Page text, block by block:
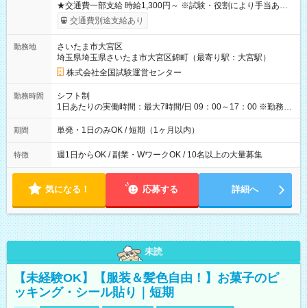
★交通費一部支給 時給1,300円～ ※試験・役割により手当あり
※勤務回数により昇給あり 【即給（前払い）オプションあ
り！】 希望される場合、勤務から1週間ほどで給与の一部を受け
例】 ・河合塾模擬試験 8:30～17:30（休憩1時間） 時給1,300円
×8時間＝日収10,400円＋交通費 ※当日の役割により時給＋100
円の場合あり ・国家試験 7:00～13:30（休憩なし） 時給1,300
円（役割手当＋100円）×6時間＝日収8,400円＋交通費 【試用期
間】試用期間なし
交通費別途支給あり
勤務地
さいたま市大宮区
埼玉県埼玉県さいたま市大宮区錦町（最寄り駅：大宮駅）
株式会社全国試験運営センター
勤務時間
シフト制
1日あたりの実働時間：最大7時間/日 09：00～17：00 ※勤務時
間は 試験により異なります。
期間 単発・1日のみOK / 短期（1ヶ月以内）
特徴 週1日からOK / 副業・WワークOK / 10名以上の大量募集
気になる！ 応募する 詳細へ
未読
【未経験OK】【服装＆髪色自由！】お菓子のピ
ッキング・シール貼り｜短期